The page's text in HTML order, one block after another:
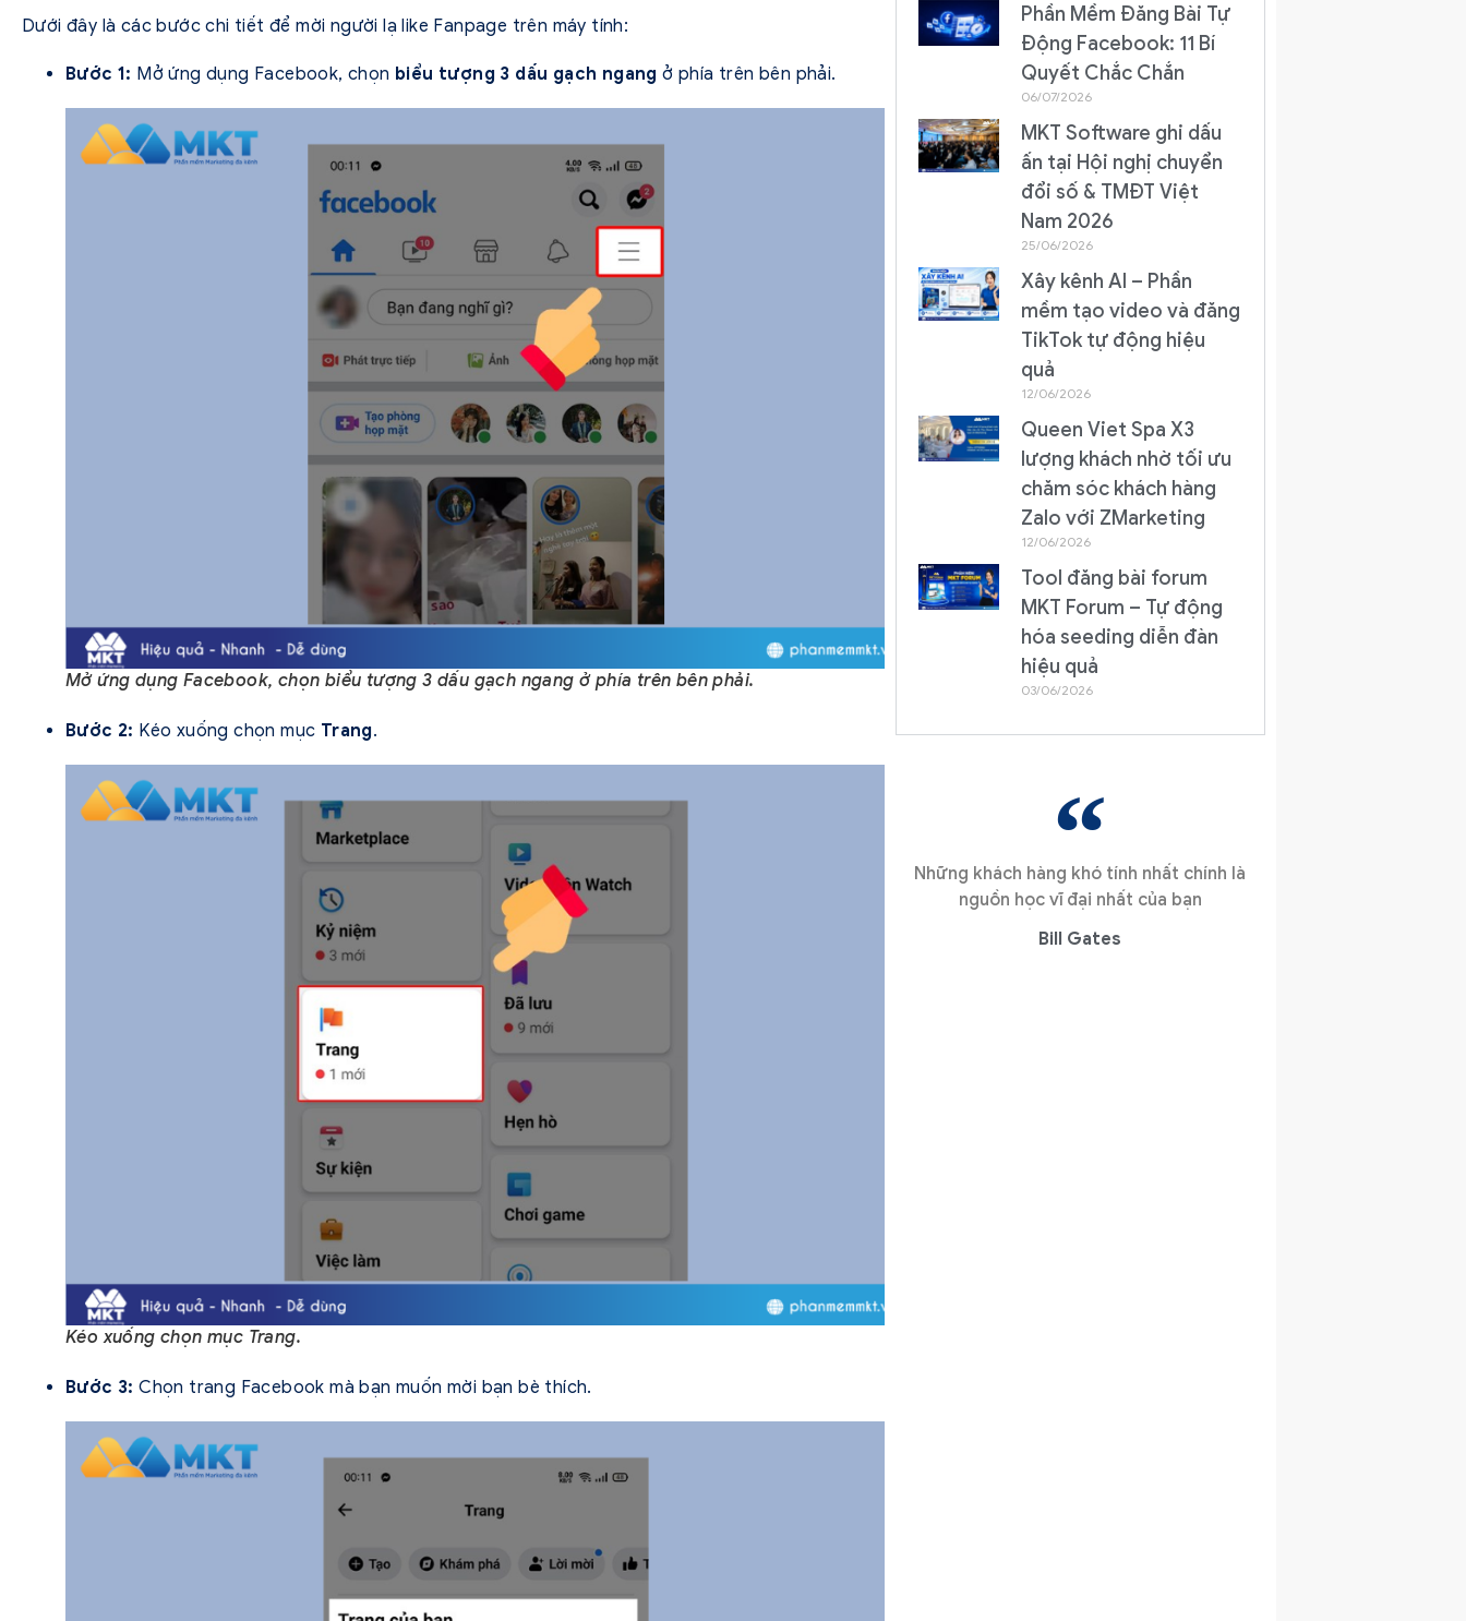
Dưới đây là các bước chi tiết để mời người lạ like Fanpage trên máy tính:
Bước 1: Mở ứng dụng Facebook, chọn biểu tượng 3 dấu gạch ngang ở phía trên bên phải.
Mở ứng dụng Facebook, chọn biểu tượng 3 dấu gạch ngang ở phía trên bên phải.
Bước 2: Kéo xuống chọn mục Trang.
Kéo xuống chọn mục Trang.
Bước 3: Chọn trang Facebook mà bạn muốn mời bạn bè thích.
Phần Mềm Đăng Bài Tự
Động Facebook: 11 Bí
Quyết Chắc Chắn
06/07/2026
MKT Software ghi dấu
ấn tại Hội nghị chuyển
đổi số & TMĐT Việt
Nam 2026
25/06/2026
Xây kênh AI – Phần
mềm tạo video và đăng
TikTok tự động hiệu
quả
12/06/2026
Queen Viet Spa X3
lượng khách nhờ tối ưu
chăm sóc khách hàng
Zalo với ZMarketing
12/06/2026
Tool đăng bài forum
MKT Forum – Tự động
hóa seeding diễn đàn
hiệu quả
03/06/2026
Những khách hàng khó tính nhất chính là
nguồn học vĩ đại nhất của bạn
Bill Gates